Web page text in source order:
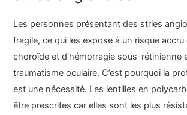
Les personnes présentant des stries
fragile, ce qui les expose à un risque accru
choroïde et d’hémorragie sous-rétinienne
traumatisme oculaire. C’est pourquoi la
est une nécessité. Les lentilles en
être prescrites car elles sont les plus